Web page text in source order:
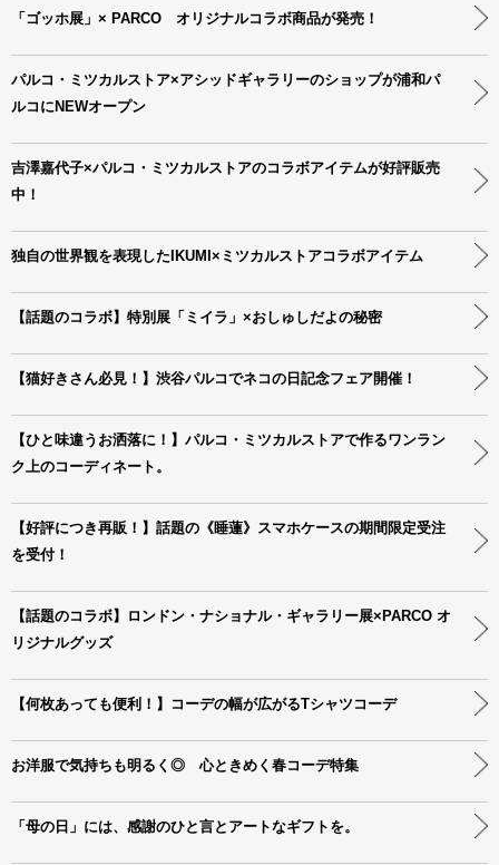
「ゴッホ展」× PARCO オリジナルコラボ商品が発売！
パルコ・ミツカルストア×アシッドギャラリーのショップが浦和パ
ルコにNEWオープン
吉澤嘉代子×パルコ・ミツカルストアのコラボアイテムが好評販売
中！
独自の世界観を表現したIKUMI×ミツカルストアコラボアイテム
【話題のコラボ】特別展「ミイラ」×おしゅしだよの秘密
【猫好きさん必見！】渋谷パルコでネコの日記念フェア開催！
【ひと味違うお洒落に！】パルコ・ミツカルストアで作るワンラン
ク上のコーディネート。
【好評につき再販！】話題の《睡蓮》スマホケースの期間限定受注
を受付！
【話題のコラボ】ロンドン・ナショナル・ギャラリー展×PARCO オ
リジナルグッズ
【何枚あっても便利！】コーデの幅が広がるTシャツコーデ
お洋服で気持ちも明るく◎ 心ときめく春コーデ特集
「母の日」には、感謝のひと言とアートなギフトを。